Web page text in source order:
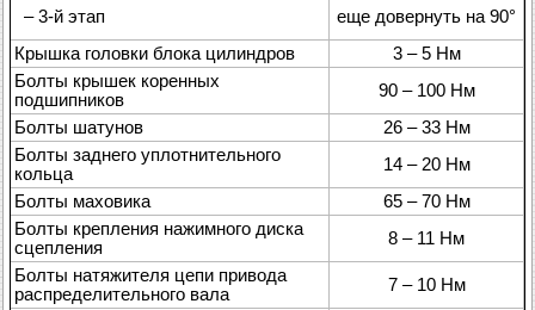
– 3-й этап
еще довернуть на 90°
Крышка головки блока цилиндров
3 – 5 Нм
Болты крышек коренных
подшипников
90 – 100 Нм
Болты шатунов
26 – 33 Нм
Болты заднего уплотнительного
кольца
14 – 20 Нм
Болты маховика
65 – 70 Нм
Болты крепления нажимного диска
сцепления
8 – 11 Нм
Болты натяжителя цепи привода
распределительного вала
7 – 10 Нм